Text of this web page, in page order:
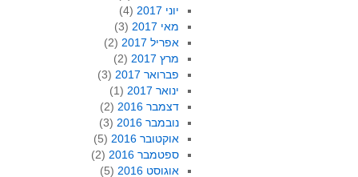
יוני 2017
(4)
מאי 2017
(3)
אפריל 2017
(2)
מרץ 2017
(2)
פברואר 2017
(3)
ינואר 2017
(1)
דצמבר 2016
(2)
נובמבר 2016
(3)
אוקטובר 2016
(5)
ספטמבר 2016
(2)
אוגוסט 2016
(5)